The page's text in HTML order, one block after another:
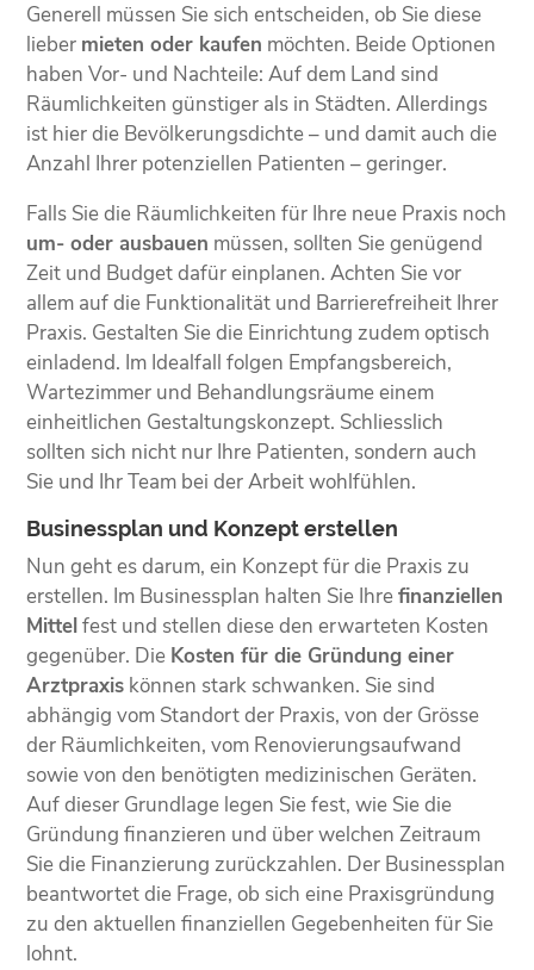
Generell müssen Sie sich entscheiden, ob Sie diese
lieber mieten oder kaufen möchten. Beide Optionen
haben Vor- und Nachteile: Auf dem Land sind
Räumlichkeiten günstiger als in Städten. Allerdings
ist hier die Bevölkerungsdichte – und damit auch die
Anzahl Ihrer potenziellen Patienten – geringer.
Falls Sie die Räumlichkeiten für Ihre neue Praxis noch
um- oder ausbauen müssen, sollten Sie genügend
Zeit und Budget dafür einplanen. Achten Sie vor
allem auf die Funktionalität und Barrierefreiheit Ihrer
Praxis. Gestalten Sie die Einrichtung zudem optisch
einladend. Im Idealfall folgen Empfangsbereich,
Wartezimmer und Behandlungsräume einem
einheitlichen Gestaltungskonzept. Schliesslich
sollten sich nicht nur Ihre Patienten, sondern auch
Sie und Ihr Team bei der Arbeit wohlfühlen.
Businessplan und Konzept erstellen
Nun geht es darum, ein Konzept für die Praxis zu
erstellen. Im Businessplan halten Sie Ihrefinanziellen
Mittelfest und stellen diese den erwarteten Kosten
gegenüber. Die Kosten für die Gründung einer
Arztpraxis können stark schwanken. Sie sind
abhängig vom Standort der Praxis, von der Grösse
der Räumlichkeiten, vom Renovierungsaufwand
sowie von den benötigten medizinischen Geräten.
Auf dieser Grundlage legen Sie fest, wie Sie die
Gründung finanzieren und über welchen Zeitraum
Sie die Finanzierung zurückzahlen. Der Businessplan
beantwortet die Frage, ob sich eine Praxisgründung
zu den aktuellen finanziellen Gegebenheiten für Sie
lohnt.